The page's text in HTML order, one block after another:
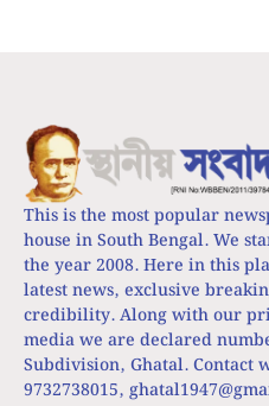
This is the most popular
house in South Bengal. We
the year 2008. Here in this
latest news, exclusive
credibility. Along with our
media we are declared
Subdivision, Ghatal. Contact
9732738015,